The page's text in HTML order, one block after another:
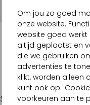
Om jou zo goed
onze website.
website goed
altijd geplaatst en
die we gebruiken
advertenties te
klikt, worden alleen
kunt ook op
voorkeuren aan te
SAMENSTELLING &